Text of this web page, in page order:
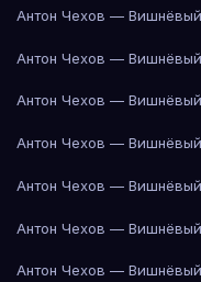
Антон Чехов —
Антон Чехов —
Антон Чехов —
Антон Чехов —
Антон Чехов —
Антон Чехов —
Антон Чехов —